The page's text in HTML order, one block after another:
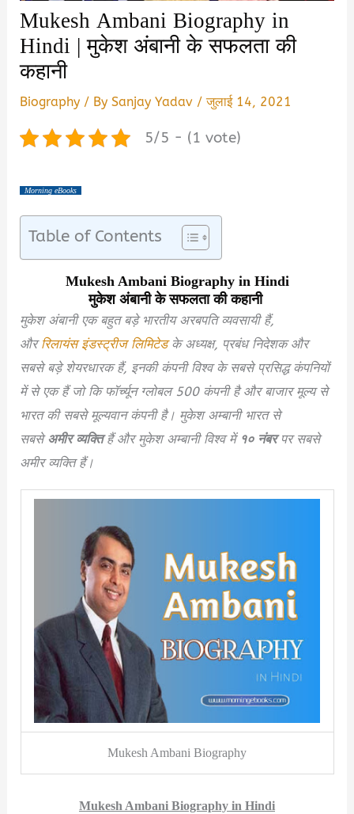
Mukesh Ambani Biography in
Hindi | मुकेश अंबानी के सफलता की
कहानी
Biography / BySanjay Yadav /जुलाई 14, 2021
5/5 - (1 vote)
Morning eBooks
Table of Contents
Mukesh Ambani Biography in Hindi
मुकेश अंबानी के सफलता की कहानी
मुकेश अंबानी एक बहुत बड़े भारतीय अरबपति व्यवसायी हैं,
औररिलायंस इंडस्ट्रीज लिमिटेडके अध्यक्ष, प्रबंध निदेशक और
सबसे बड़े शेयरधारक हैं, इनकी कंपनी विश्व के सबसे प्रसिद्ध कंपनियों
में से एक हैं जो कि फॉर्च्यून ग्लोबल 500 कंपनी है और बाजार मूल्य से
भारत की सबसे मूल्यवान कंपनी है। मुकेश अम्बानी भारत से
सबसेअमीर व्यक्तिहैं और मुकेश अम्बानी विश्व में १० नंबरपर सबसे
अमीर व्यक्ति हैं।
Mukesh Ambani Biography
Mukesh Ambani Biography in Hindi